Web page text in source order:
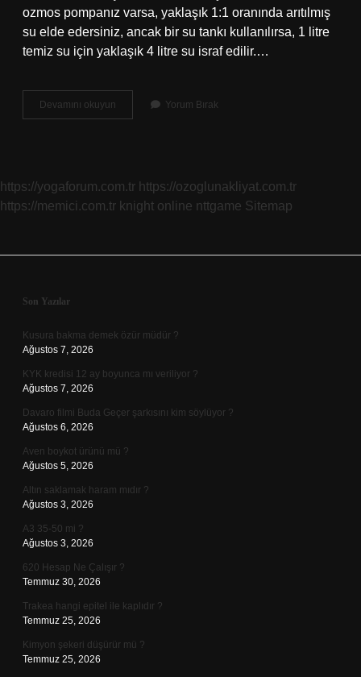
ozmos pompanız varsa, yaklaşık 1:1 oranında arıtılmış
su elde edersiniz, ancak bir su tankı kullanılırsa, 1 litre
temiz su için yaklaşık 4 litre su israf edilir.…
Devamını okuyun Hyundai
Su
Harcar
Yorum Bırak
https://yogaforum.com.tr https://ozoglunakliyat.com.tr
https://memici.com.tr knight online nttgame Sitemap
Sidebar
Son Yazılar
Kusura bakma demek özür müdür ?
Ağustos 7, 2026
KYK kredisi 12 ay boyunca mı veriliyor ?
Ağustos 7, 2026
Davaro filmi Buda Geçer şarkısını kim söylüyor ?
Ağustos 6, 2026
Aven boykot ürünü mü ?
Ağustos 5, 2026
Altın saklamak haram mıdır ?
Ağustos 3, 2026
A3 35-50 mi ?
Ağustos 3, 2026
620 Hesap Ne Çalışır ?
Temmuz 30, 2026
Trakea hangi epitel ile kaplıdır ?
Temmuz 25, 2026
Kimyon şekeri düşürür mü ?
Temmuz 25, 2026